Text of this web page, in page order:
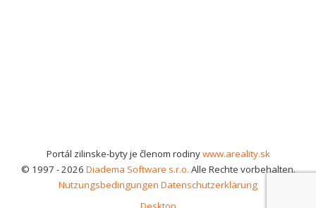
Portál zilinske-byty je členom rodinywww.areality.sk
© 1997 - 2026 Diadema Software s.r.o. Alle Rechte vorbehalten.
Nutzungsbedingungen Datenschutzerklärung